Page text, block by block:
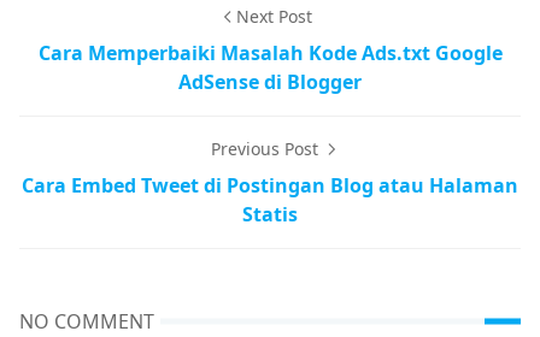
Next Post
Cara Memperbaiki Masalah Kode Ads.txt Google
AdSense di Blogger
Previous Post
Cara Embed Tweet di Postingan Blog atau Halaman
Statis
NO COMMENT